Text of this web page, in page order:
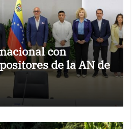
con
de la AN de